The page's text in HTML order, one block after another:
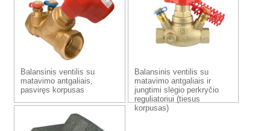
Balansinis ventilis su
matavimo antgaliais,
pasviręs korpusas
Balansinis ventilis su
matavimo antgaliais ir
jungtimi slėgio perkryčio
reguliatoriui (tiesus
korpusas)